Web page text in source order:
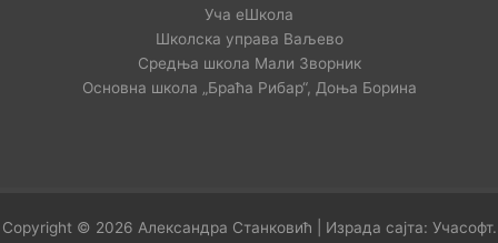
Уча еШкола
Школска управа Ваљево
Средња школа Мали Зворник
Основна школа „Браћа Рибар“, Доња Борина
Copyright © 2026 Александра Станковић | Израда сајта: Учасофт.